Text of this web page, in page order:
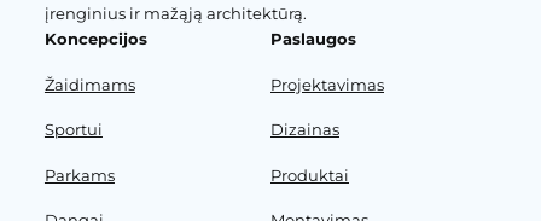
įrenginius ir mažąją architektūrą.
Koncepcijos
Žaidimams
Sportui
Parkams
Paslaugos
Projektavimas
Dizainas
Produktai